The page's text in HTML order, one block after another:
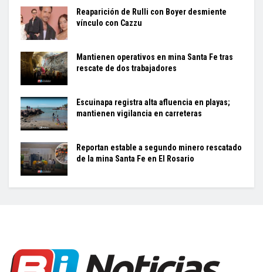
Reaparición de Rulli con Boyer desmiente
vínculo con Cazzu
Mantienen operativos en mina Santa Fe tras
rescate de dos trabajadores
Escuinapa registra alta afluencia en playas;
mantienen vigilancia en carreteras
Reportan estable a segundo minero rescatado
de la mina Santa Fe en El Rosario